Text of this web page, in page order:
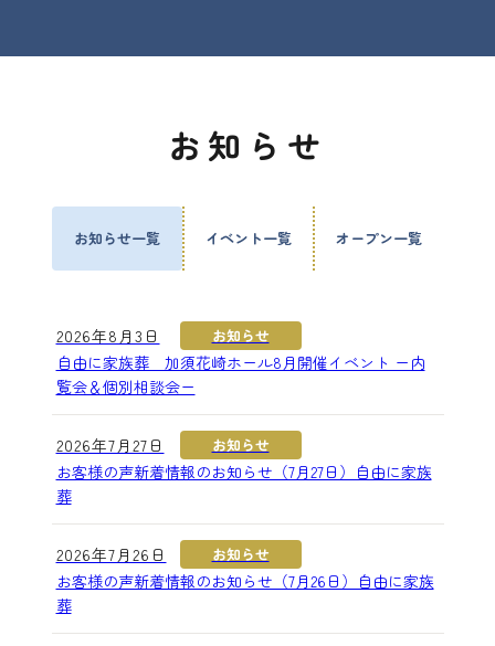
お知らせ
お知らせ一覧 イベント一覧 オープン一覧
2026年8月3日 お知らせ
自由に家族葬 加須花崎ホール8月開催イベント ー内
覧会＆個別相談会ー
2026年7月27日 お知らせ
お客様の声新着情報のお知らせ（7月27日）自由に家族
葬
2026年7月26日 お知らせ
お客様の声新着情報のお知らせ（7月26日）自由に家族
葬